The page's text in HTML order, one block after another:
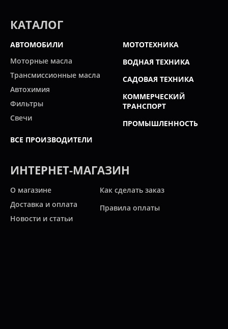
КАТАЛОГ
АВТОМОБИЛИ
Моторные масла
Трансмиссионные масла
Автохимия
Фильтры
Свечи
ВСЕ ПРОИЗВОДИТЕЛИ
МОТОТЕХНИКА
ВОДНАЯ ТЕХНИКА
САДОВАЯ ТЕХНИКА
КОММЕРЧЕСКИЙ
ТРАНСПОРТ
ПРОМЫШЛЕННОСТЬ
ИНТЕРНЕТ-МАГАЗИН
О магазине
Доставка и оплата
Новости и статьи
Как сделать заказ
Правила оплаты